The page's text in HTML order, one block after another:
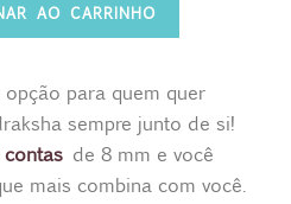
AO CARRINHO
para quem quer
sempre junto de si!
contas de 8 mm e você
mais combina com você.